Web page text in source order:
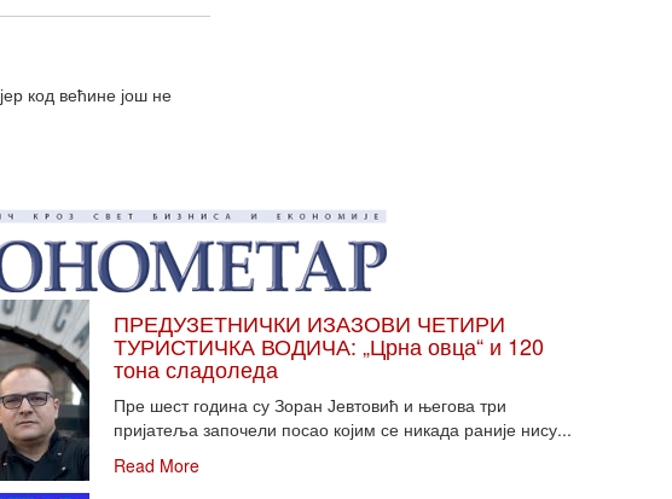
код већине још не
ПРЕДУЗЕТНИЧКИ ИЗАЗОВИ ЧЕТИРИ
ТУРИСТИЧКА ВОДИЧА: „Црна овца“ и 120
тона сладоледа
Пре шест година су Зоран Јевтовић и његова три
пријатеља започели посао којим се никада раније нису...
Read More